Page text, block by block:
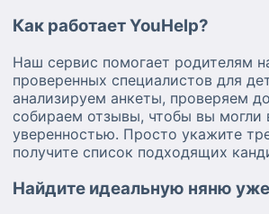
Как работает YouHelp?
Наш сервис помогает родителям
проверенных специалистов для
анализируем анкеты, проверяем
собираем отзывы, чтобы вы могли
уверенностью. Просто укажите
получите список подходящих
Найдите идеальную няню